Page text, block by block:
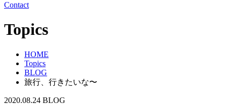
Contact
Topics
HOME
Topics
BLOG
旅行、行きたいな〜
2020.08.24 BLOG